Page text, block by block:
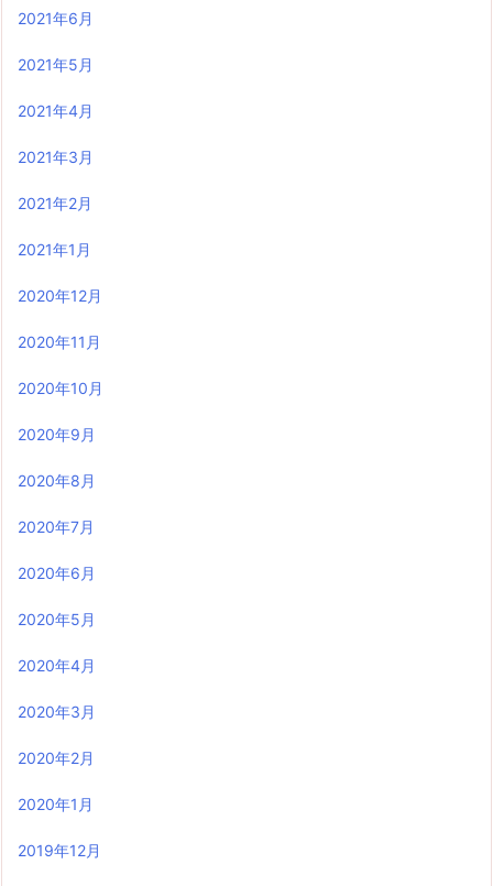
2021年6月
2021年5月
2021年4月
2021年3月
2021年2月
2021年1月
2020年12月
2020年11月
2020年10月
2020年9月
2020年8月
2020年7月
2020年6月
2020年5月
2020年4月
2020年3月
2020年2月
2020年1月
2019年12月